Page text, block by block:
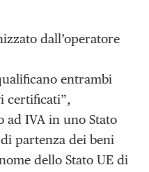
dall’operatore
entrambi
certificati”,
ad IVA in uno Stato
partenza dei beni
dello Stato UE di